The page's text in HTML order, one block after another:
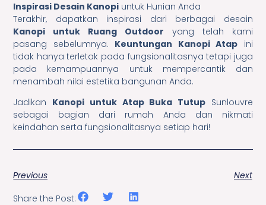
Inspirasi Desain Kanopi untuk Hunian Anda
Terakhir, dapatkan inspirasi dari berbagai desain
Kanopi untuk Ruang Outdoor yang telah kami
pasang sebelumnya. Keuntungan Kanopi Atap ini
tidak hanya terletak pada fungsionalitasnya tetapi juga
pada kemampuannya untuk mempercantik dan
menambah nilai estetika bangunan Anda.
Jadikan Kanopi untuk Atap Buka TutupSunlouvre
sebagai bagian dari rumah Anda dan nikmati
keindahan serta fungsionalitasnya setiap hari!
Previous
Next
Share the Post: